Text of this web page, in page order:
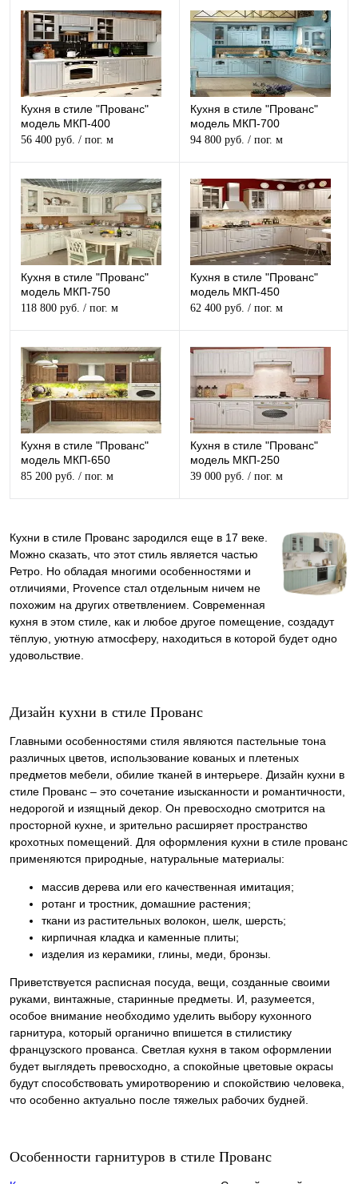
Кухня в стиле "Прованс"
модель МКП-400
56 400 руб. / пог. м
Кухня в стиле "Прованс"
модель МКП-700
94 800 руб. / пог. м
Кухня в стиле "Прованс"
модель МКП-750
118 800 руб. / пог. м
Кухня в стиле "Прованс"
модель МКП-450
62 400 руб. / пог. м
Кухня в стиле "Прованс"
модель МКП-650
85 200 руб. / пог. м
Кухня в стиле "Прованс"
модель МКП-250
39 000 руб. / пог. м
Кухни в стиле Прованс зародился еще в 17 веке.
Можно сказать, что этот стиль является частью
Ретро. Но обладая многими особенностями и
отличиями, Provence стал отдельным ничем не
похожим на других ответвлением. Современная
кухня в этом стиле, как и любое другое помещение, создадут
тёплую, уютную атмосферу, находиться в которой будет одно
удовольствие.
Дизайн кухни в стиле Прованс
Главными особенностями стиля являются пастельные тона
различных цветов, использование кованых и плетеных
предметов мебели, обилие тканей в интерьере. Дизайн кухни в
стиле Прованс – это сочетание изысканности и романтичности,
недорогой и изящный декор. Он превосходно смотрится на
просторной кухне, и зрительно расширяет пространство
крохотных помещений. Для оформления кухни в стиле прованс
применяются природные, натуральные материалы:
массив дерева или его качественная имитация;
ротанг и тростник, домашние растения;
ткани из растительных волокон, шелк, шерсть;
кирпичная кладка и каменные плиты;
изделия из керамики, глины, меди, бронзы.
Приветствуется расписная посуда, вещи, созданные своими
руками, винтажные, старинные предметы. И, разумеется,
особое внимание необходимо уделить выбору кухонного
гарнитура, который органично впишется в стилистику
французского прованса. Светлая кухня в таком оформлении
будет выглядеть превосходно, а спокойные цветовые окрасы
будут способствовать умиротворению и спокойствию человека,
что особенно актуально после тяжелых рабочих будней.
Особенности гарнитуров в стиле Прованс